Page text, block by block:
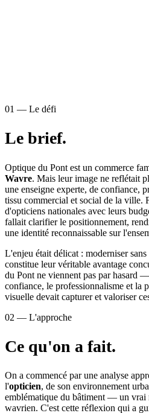
01 — Le défi
Le brief.
Optique du Pont est un commerce
Wavre. Mais leur image ne reflétait
une enseigne experte, de confiance,
tissu commercial et social de la ville.
d'opticiens nationales avec leurs
fallait clarifier le positionnement,
une identité reconnaissable sur
L'enjeu était délicat : moderniser
constitue leur véritable avantage
du Pont ne viennent pas par hasard
confiance, le professionnalisme et la
visuelle devait capturer et valoriser
02 — L'approche
Ce qu'on a fait.
On a commencé par une analyse
l'opticien, de son environnement
emblématique du bâtiment — un vrai
wavrien. C'est cette réflexion qui a